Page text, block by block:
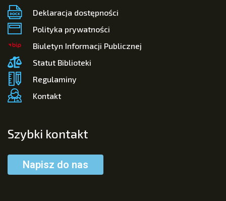
Deklaracja dostępności
Polityka prywatności
Biuletyn Informacji Publicznej
Statut Biblioteki
Regulaminy
Kontakt
Szybki kontakt
Napisz do nas